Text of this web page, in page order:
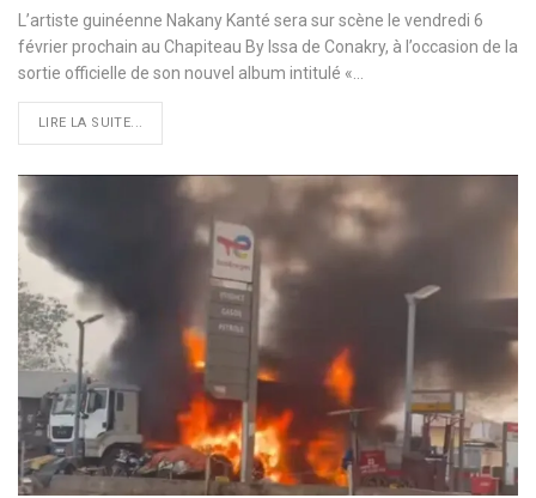
L’artiste guinéenne Nakany Kanté sera sur scène le vendredi 6
février prochain au Chapiteau By Issa de Conakry, à l’occasion de la
sortie officielle de son nouvel album intitulé «…
LIRE LA SUITE...